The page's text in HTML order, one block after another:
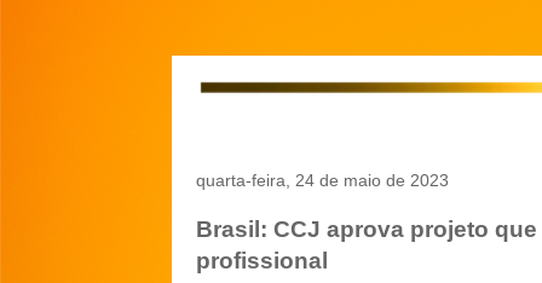
quarta-feira, 24 de maio de 2023
Brasil: CCJ aprova projeto
profissional